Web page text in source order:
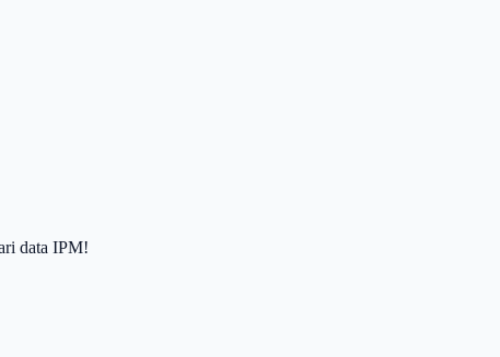
data IPM!